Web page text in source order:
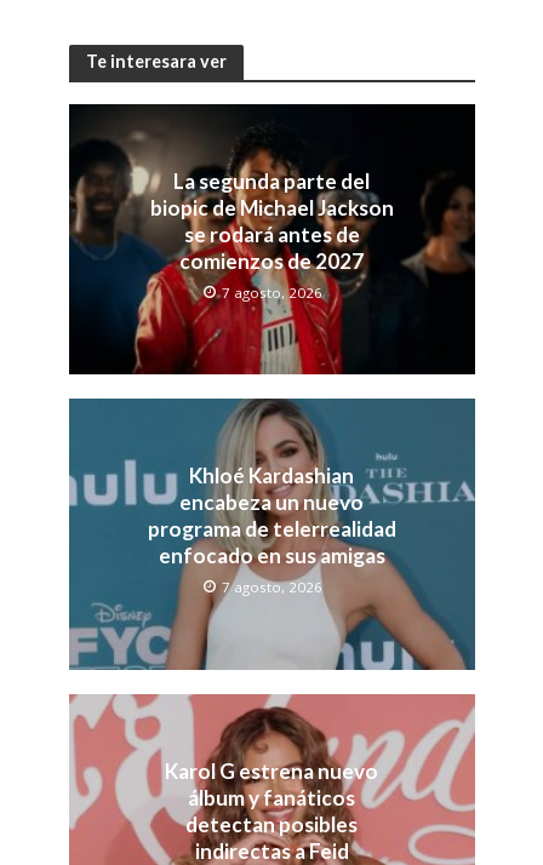
Te interesara ver
La segunda parte del
biopic de Michael Jackson
se rodará antes de
comienzos de 2027
7 agosto, 2026
Khloé Kardashian
encabeza un nuevo
programa de telerrealidad
enfocado en sus amigas
7 agosto, 2026
Karol G estrena nuevo
álbum y fanáticos
detectan posibles
indirectas a Feid